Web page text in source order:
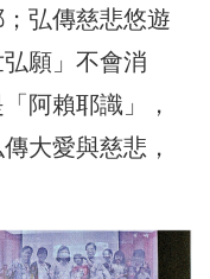
弘傳慈悲悠遊
願」不會消
阿賴耶識」，
大愛與慈悲，